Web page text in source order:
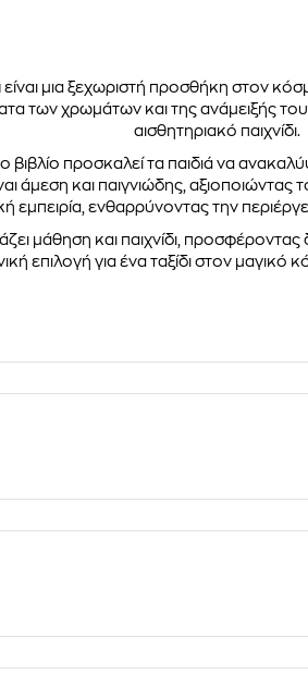
είναι μια ξεχωριστή προσθήκη στον
των χρωμάτων και της ανάμειξής
αισθητηριακό παιχνίδι.
προσκαλεί τα παιδιά να
άμεση και παιγνιώδης,
εμπειρία, ενθαρρύνοντας την
μάθηση και παιχνίδι, προσφέροντας
επιλογή για ένα ταξίδι στον